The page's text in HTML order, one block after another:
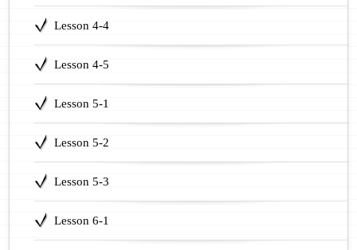
Lesson 4-4
Lesson 4-5
Lesson 5-1
Lesson 5-2
Lesson 5-3
Lesson 6-1